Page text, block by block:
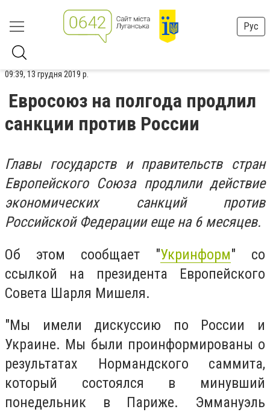
Рус
09:39, 13 грудня 2019 р.
Евросоюз на полгода продлил
санкции против России
Главы государств и правительств стран
Европейского Союза продлили действие
экономических санкций против
Российской Федерации еще на 6 месяцев.
Об этом сообщает "Укринформ" со
ссылкой на президента Европейского
Совета Шарля Мишеля.
"Мы имели дискуссию по России и
Украине. Мы были проинформированы о
результатах Нормандского саммита,
который состоялся в минувший
понедельник в Париже. Эммануэль